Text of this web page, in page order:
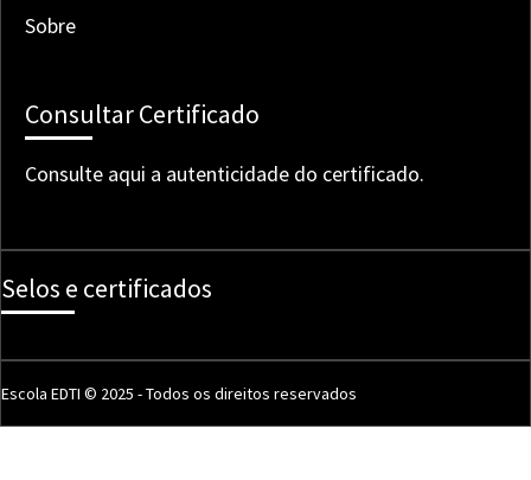
Sobre
Consultar Certificado
Consulte aqui a autenticidade do certificado.
Selos e certificados
Escola EDTI © 2025 - Todos os direitos reservados